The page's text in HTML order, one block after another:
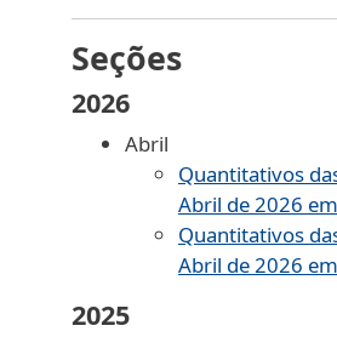
Seções
2026
Abril
Quantitativos
Abril de 2026
Quantitativos
Abril de 2026
2025